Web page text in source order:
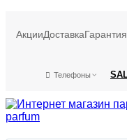
АкцииДоставкаГарантия
Телефоны